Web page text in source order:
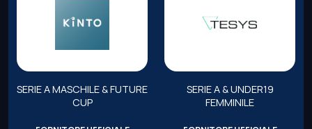
SERIE A MASCHILE & FUTURE
CUP
SERIE A & UNDER19
FEMMINILE